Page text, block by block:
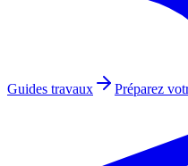
Guides travaux Préparez